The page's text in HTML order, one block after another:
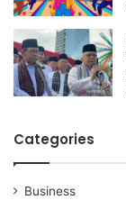
Categories
Business